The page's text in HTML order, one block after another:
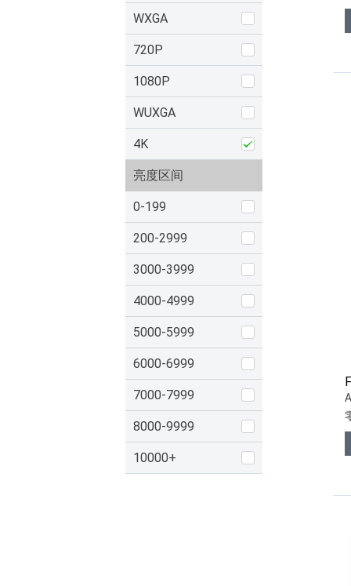
WXGA
720P
1080P
WUXGA
4K
亮度区间
0-199
200-2999
3000-3999
4000-4999
5000-5999
6000-6999
7000-7999
8000-9999
10000+